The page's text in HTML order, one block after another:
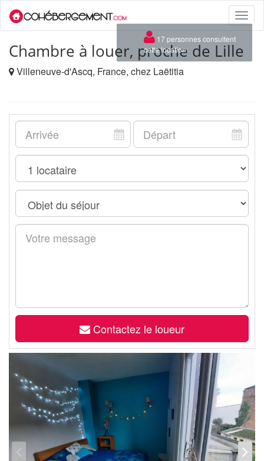
Toggle
Chambre à louer, proche de Lille
Villeneuve-d'Ascq, France, chez Laëtitia
Contactez le loueur
×
17 personnes consultent
cette location